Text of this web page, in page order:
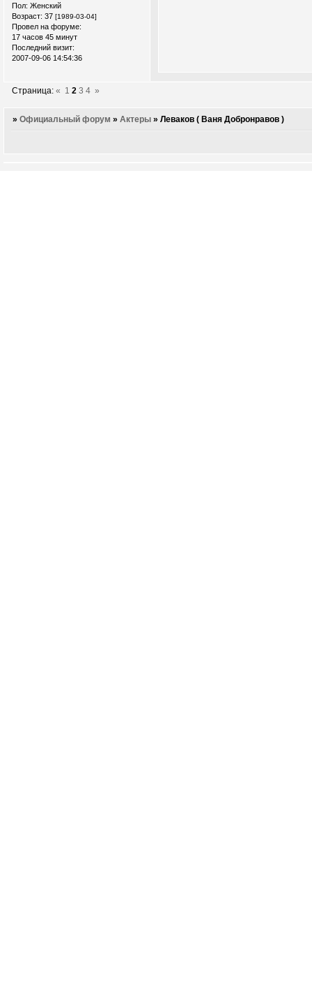
Пол: Женский
Возраст: 37 [1989-03-04]
Провел на форуме:
17 часов 45 минут
Последний визит:
2007-09-06 14:54:36
Страница:« 1 2 3 4 »
»Официальный форум »Актеры »Леваков ( Ваня Добронравов )